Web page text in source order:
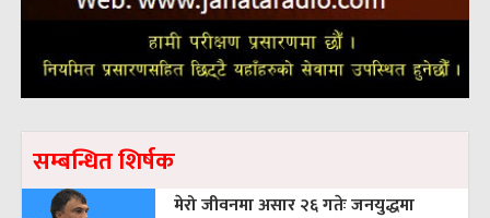
सम्बन्धित शिर्षक
मेरो जीवनमा असार २६ गतेः जनयुद्धमा